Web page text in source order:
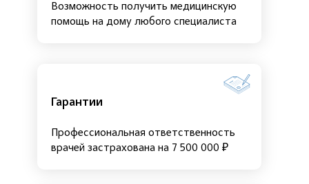
Возможность получить медицинскую
помощь на дому любого специалиста
Гарантии
Профессиональная ответственность
врачей застрахована на 7 500 000 ₽